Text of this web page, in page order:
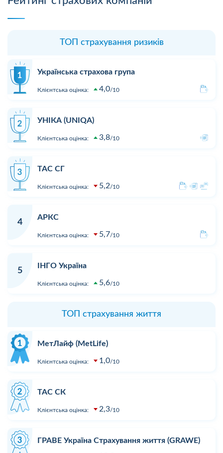
ТОП страхування ризиків
Українська страхова група
Клієнтська оцінка: 4,0 10
УНІКА (UNIQA)
Клієнтська оцінка: 3,8 10
ТАС СГ
Клієнтська оцінка: 5,2 10
4
АРКС
Клієнтська оцінка: 5,7 10
5
ІНГО Україна
Клієнтська оцінка: 5,6 10
ТОП страхування життя
МетЛайф (MetLife)
Клієнтська оцінка: 1,0 10
ТАС СК
Клієнтська оцінка: 2,3 10
ГРАВЕ Україна Страхування життя (GRAWE)